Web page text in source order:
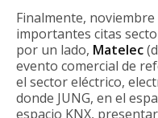
Finalmente,
importantes citas
por un lado, Matelec
evento comercial de
el sector eléctrico,
donde JUNG, en el
espacio KNX,